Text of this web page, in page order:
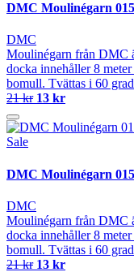
DMC Moulinégarn
DMC
Moulinégarn från DMC
docka innehåller 8
bomull. Tvättas i 60
21 kr 13 kr
Sale
DMC Moulinégarn
DMC
Moulinégarn från DMC
docka innehåller 8
bomull. Tvättas i 60
21 kr 13 kr